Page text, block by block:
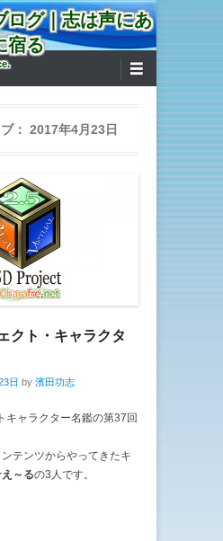
ログ｜志は声にあ
宿る
： 2017年4月23日
クト・キャラクタ
日 by 濱田功志
キャラクター名鑑の第37回
テンツからやってきたキ
～るの3人です。